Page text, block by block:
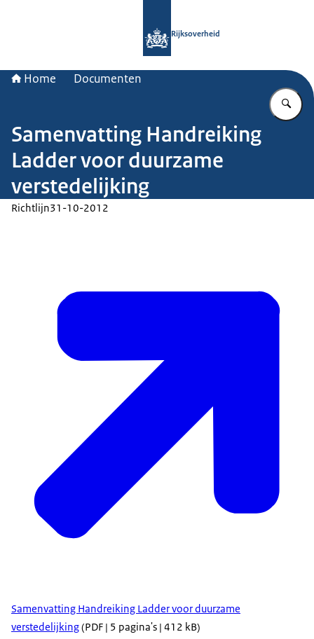
Rijksoverheid
Home Documenten
Samenvatting Handreiking
Ladder voor duurzame
verstedelijking
Richtlijn31-10-2012
Samenvatting Handreiking Ladder voor duurzame
verstedelijking(PDF | 5 pagina's | 412 kB)